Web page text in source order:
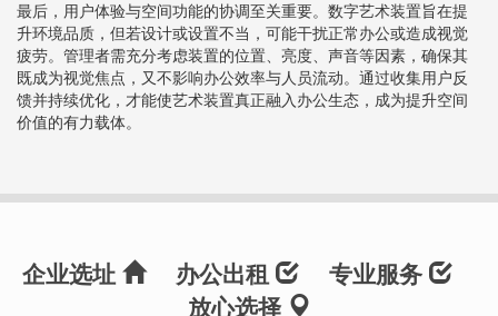
最后，用户体验与空间功能的协调至关重要。数字艺术装置旨在提
升环境品质，但若设计或设置不当，可能干扰正常办公或造成视觉
疲劳。管理者需充分考虑装置的位置、亮度、声音等因素，确保其
既成为视觉焦点，又不影响办公效率与人员流动。通过收集用户反
馈并持续优化，才能使艺术装置真正融入办公生态，成为提升空间
价值的有力载体。
企业选址 办公出租
专业服务
放心选择